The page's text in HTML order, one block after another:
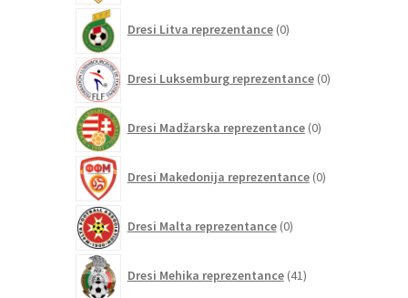
Dresi Litva reprezentance 0izdelkov
Dresi Luksemburg reprezentance 0izdelkov
Dresi Madžarska reprezentance 0izdelkov
Dresi Makedonija reprezentance 0izdelkov
Dresi Malta reprezentance 0izdelkov
Dresi Mehika reprezentance 41izdelkov